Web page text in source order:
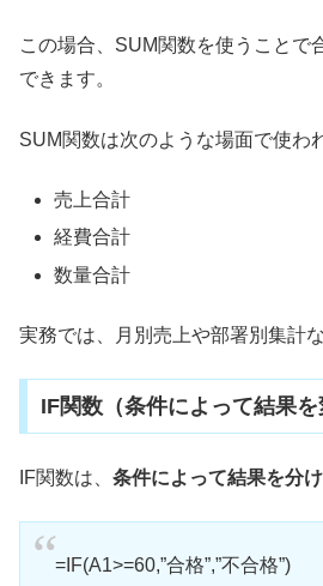
この場合、SUM関数を使うことで
できます。
SUM関数は次のような場面で使わ
売上合計
経費合計
数量合計
実務では、月別売上や部署別集計
IF関数（条件によって結果を
IF関数は、 条件によって結果を分
=IF(A1>=60,”合格”,”不合格”)